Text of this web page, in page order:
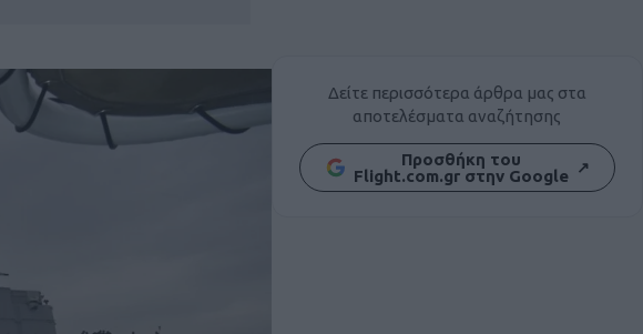
Δείτε περισσότερα άρθρα μας στα
αποτελέσματα αναζήτησης
Προσθήκη του
Flight.com.gr στην Google ↗